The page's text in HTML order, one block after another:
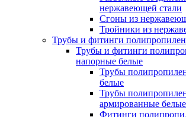
нержавеющей стали
Сгоны из
Тройники из
Трубы и фитинги
Трубы и фитинги
напорные белые
Трубы
белые
Трубы
армированные белые
Фитинги